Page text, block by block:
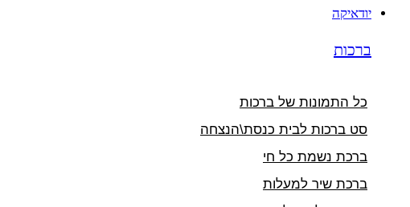
יודאיקה
ברכות
כל התמונות של ברכות
סט ברכות לבית כנסת\הנצחה
ברכת נשמת כל חי
ברכת שיר למעלות